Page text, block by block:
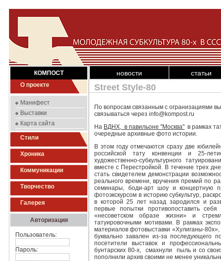
КОМПОСТ
О проекте
Манифест
Выставки
Карта сайта
Стили
Хроника
Коммуникации
Творчество
Галерея
Авторизация
Пользователь:
Пароль:
новости статьи
Street Style-80
По вопросам связанным с огранизациями
связываться через info@kompost.ru
На ВДНХ, в павильоне "Москва" в рамках
очередные архивные фото истории.
В этом году отмечаются сразу две
российской тату конвенции и 25-
художественно-субкультурного
вместе с Перестройкой. В течение трех
стать свидетелем демонстрации
реального времени, вручения премий по
семинары, боди-арт шоу и концертную
фотоэкскурсом в историю субкультур,
в которой 25 лет назад зародился и
первые попытки противопоставить
«несоветском образе жизни» и
татуировочными мотивами. В рамках
материалов фотовыставки «Хулиганы-
буквально завален из-за последующего
посетители выставок и
бунтарских 80-х, смахнули пыль и со
пополнили архив своими не менее